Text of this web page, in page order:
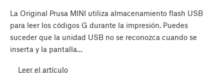
La Original Prusa MINI utiliza almacenamiento flash USB
para leer los códigos G durante la impresión. Puedes
suceder que la unidad USB no se reconozca cuando se
inserta y la pantalla…
Leer el artículo